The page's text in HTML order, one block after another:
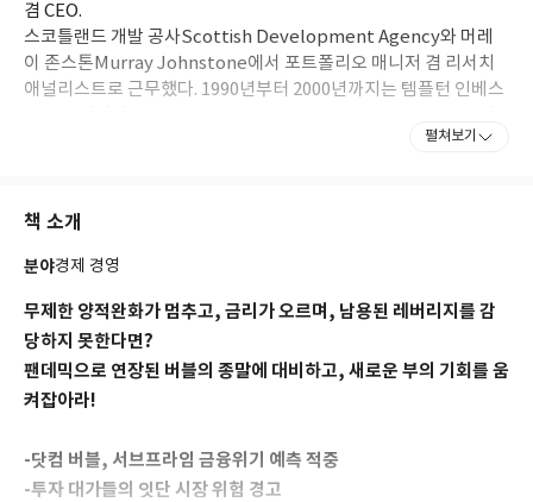
겸 CEO.
스코틀랜드 개발 공사Scottish Development Agency와 머레
이 존스톤Murray Johnstone에서 포트폴리오 매니저 겸 리서치
애널리스트로 근무했다. 1990년부터 2000년까지는 템플턴 인베스
서 부사장으로 일하며 세계적인 주식 연구를 수행했다. 스코티시 위
플턴에 인수·합병된 독립 투자 관리 회사인 에든버러 파트너스의 공
글래스고의 스트래스클라이드 대학교, 스트래스클라이드 경영대
학원에서 경제학 박사 학위를 받았다. 영국 투자전문가협회 준회원,
미국 CFA협회 국제공인 재무분석가이며 2020년에는 에든버러 왕
립학회의 펠로우로 선출되었다.
37년 동안 투자 업계에 몸담으며 글로벌 주식 포트폴리오를 성공적
으로 관리한 공을 인정받아 수많은 상을 수상했다. 2001년에는 기
지를 설명한 그의 첫 번째 책 《시장을 움직이는 힘Engines That
Move Markets》을 출간했다. 2012년에는 조나단 데이비스와 함
펼쳐보기
책 소개
분야경제 경영
무제한 양적완화가 멈추고, 금리가 오르며, 남용된 레버리지를 감
당하지 못한다면?
팬데믹으로 연장된 버블의 종말에 대비하고, 새로운 부의 기회를 움
켜잡아라!
-닷컴 버블, 서브프라임 금융위기 예측 적중
-투자 대가들의 잇단 시장 위험 경고